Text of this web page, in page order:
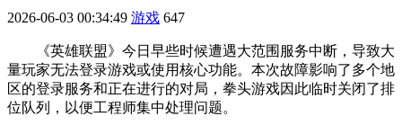
2026-06-03 00:34:49 游戏 647
《英雄联盟》今日早些时候遭遇大范围服务中断，导致大
量玩家无法登录游戏或使用核心功能。本次故障影响了多个地
区的登录服务和正在进行的对局，拳头游戏因此临时关闭了排
位队列，以便工程师集中处理问题。